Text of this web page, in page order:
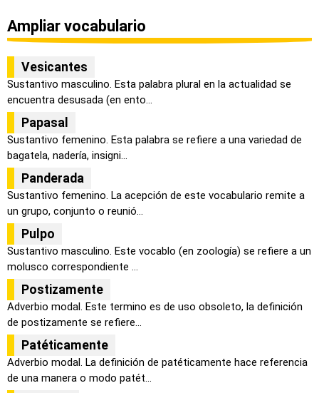
Ampliar vocabulario
Vesicantes
Sustantivo masculino. Esta palabra plural en la actualidad se
encuentra desusada (en ento...
Papasal
Sustantivo femenino. Esta palabra se refiere a una variedad de
bagatela, nadería, insigni...
Panderada
Sustantivo femenino. La acepción de este vocabulario remite a
un grupo, conjunto o reunió...
Pulpo
Sustantivo masculino. Este vocablo (en zoología) se refiere a un
molusco correspondiente ...
Postizamente
Adverbio modal. Este termino es de uso obsoleto, la definición
de postizamente se refiere...
Patéticamente
Adverbio modal. La definición de patéticamente hace referencia
de una manera o modo patét...